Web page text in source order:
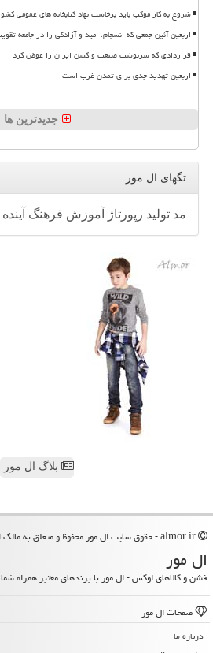
شروع به کار موکب باید برخاست نهاد کتابخانه های عمومی
اربعین آئین جمعی که انسجام، امید و آزادگی را در جامعه
قراردادی که سرنوشت صنعت واکسن ایران را عوض کرد
اربعین تهدید جدی برای تمدن غرب است
جدیدترین ها
تگهای ال مور
مد تولید رپورتاژ آموزش فرهنگ آینده
بلاگ ال مور
ال مور
فشن و کالاهای لوکس - ال مور با برندهای معتبر همراه
صفحات ال مور
درباره ما